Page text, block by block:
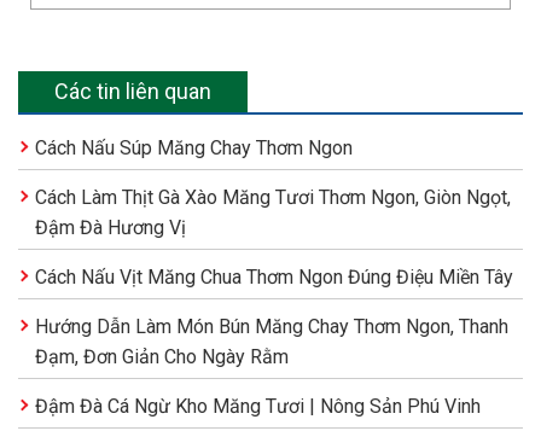
Các tin liên quan
Cách Nấu Súp Măng Chay Thơm Ngon
Cách Làm Thịt Gà Xào Măng Tươi Thơm Ngon, Giòn Ngọt,
Đậm Đà Hương Vị
Cách Nấu Vịt Măng Chua Thơm Ngon Đúng Điệu Miền Tây
Hướng Dẫn Làm Món Bún Măng Chay Thơm Ngon, Thanh
Đạm, Đơn Giản Cho Ngày Rằm
Đậm Đà Cá Ngừ Kho Măng Tươi | Nông Sản Phú Vinh